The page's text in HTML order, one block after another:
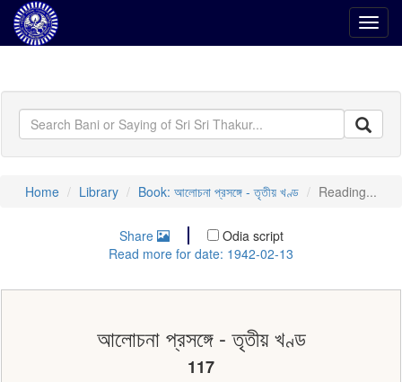
Home Library Book: আলোচনা প্রসঙ্গে - তৃতীয় খণ্ড Reading...
Share
Odia script
Read more for date: 1942-02-13
আলোচনা প্রসঙ্গে - তৃতীয় খণ্ড
117